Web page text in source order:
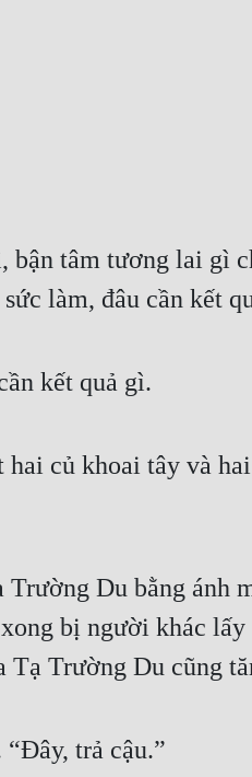
tâm tương lai gì
làm, đâu cần kết
kết quả gì.
củ khoai tây và
Du bằng ánh
bị người khác
Trường Du cũng
trả cậu.”